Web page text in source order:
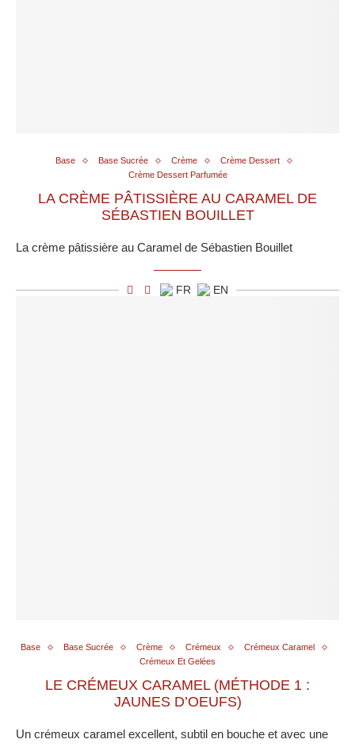
Base Base Sucrée Crème
Crème Dessert
Crème Dessert Parfumée
LA CRÈME PÂTISSIÈRE AU CARAMEL DE
SÉBASTIEN BOUILLET
La crème pâtissière au Caramel de Sébastien Bouillet
FR EN
Base Base Sucrée Crème Crémeux
Crémeux Caramel
Crémeux Et Gelées
LE CRÉMEUX CARAMEL (MÉTHODE 1 :
JAUNES D’OEUFS)
Un crémeux caramel excellent, subtil en bouche et avec une